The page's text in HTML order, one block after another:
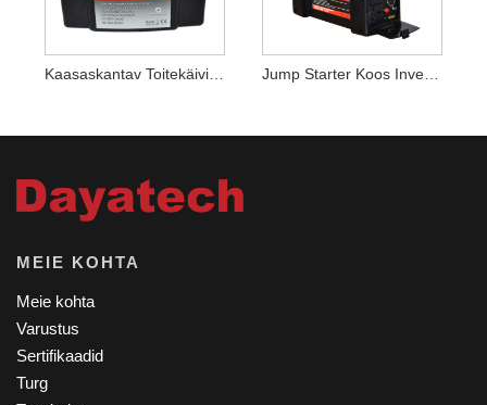
Kaasaskantav Toitekäivitus
MEIE KOHTA
Meie kohta
Varustus
Sertifikaadid
Turg